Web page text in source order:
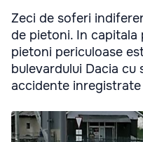
Zeci de soferi
de pietoni. In
pietoni periculoase
bulevardului Dacia cu
accidente inregistrate